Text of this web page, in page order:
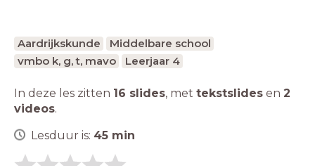
Aardrijkskunde
Middelbare school
vmbo k, g, t, mavo
Leerjaar 4
In deze les zitten 16 slides, met tekstslides en 2
videos.
Lesduur is: 45 min